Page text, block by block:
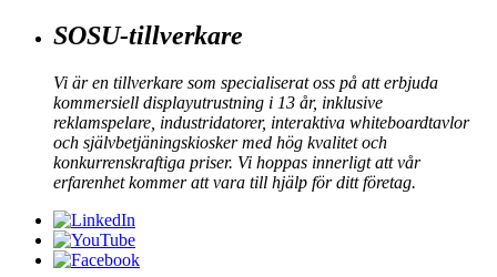
SOSU-tillverkare
Vi är en tillverkare som specialiserat oss på att erbjuda
kommersiell displayutrustning i 13 år, inklusive
reklamspelare, industridatorer, interaktiva whiteboardtavlor
och självbetjäningskiosker med hög kvalitet och
konkurrenskraftiga priser. Vi hoppas innerligt att vår
erfarenhet kommer att vara till hjälp för ditt företag.